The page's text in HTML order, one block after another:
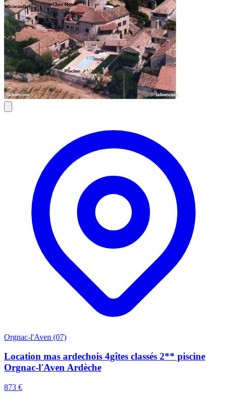
Orgnac-l'Aven (07)
Location mas ardechois 4gîtes classés 2** piscine
Orgnac-l'Aven Ardèche
873 €